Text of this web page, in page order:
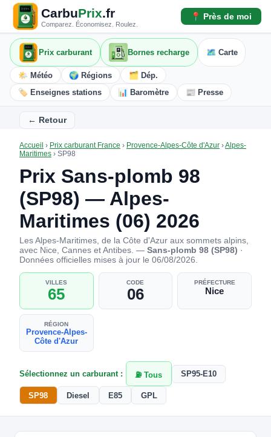
CarbuPrix.fr
Comparez. Économisez. Roulez.
📍 Près de moi
Prix carburant Bornes recharge 🗺️ Carte
🌤️ Météo 🌍 Régions
🗂️ Dép.
🏷️ Enseignes stations
📊 Baromètre 📰 Presse
← Retour
Accueil › Prix carburant France › Provence-Alpes-Côte d'Azur ›Alpes-
Maritimes › SP98
Prix Sans-plomb 98
(SP98) — Alpes-
Maritimes (06) 2026
Les Alpes-Maritimes, de la Côte d'Azur aux sommets alpins,
avec Nice, Cannes et Antibes. — Sans-plomb 98 (SP98) ·
Données officielles mises à jour le 06/08/2026.
VILLES
65
CODE
06
PRÉFECTURE
Nice
RÉGION
Provence-Alpes-
Côte d'Azur
Sélectionnez un carburant : ⛽ Tous SP95-E10
SP98 Diesel E85 GPL